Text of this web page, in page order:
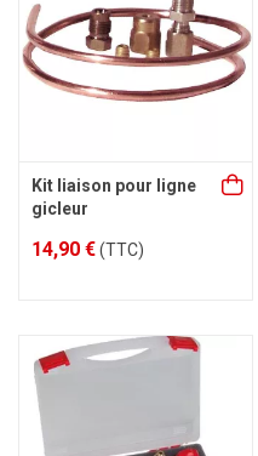
Kit liaison pour ligne
gicleur
14,90 €(TTC)